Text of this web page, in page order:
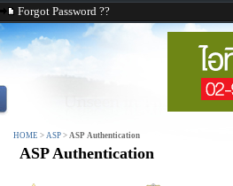
Forgot Password ??
HOME > ASP > ASP Authentication
ASP Authentication